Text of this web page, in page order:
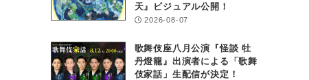
天』ビジュアル公開！
2026-08-07
歌舞伎座八月公演『怪談 牡
丹燈籠』出演者による「歌舞
伎家話」生配信が決定！